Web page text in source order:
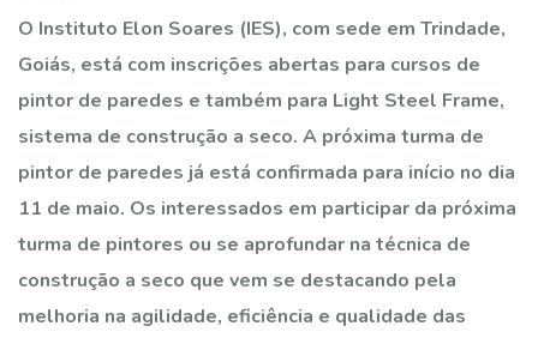
O Instituto Elon Soares (IES), com sede em Trindade,
Goiás, está com inscrições abertas para cursos de
pintor de paredes e também para Light Steel Frame,
sistema de construção a seco. A próxima turma de
pintor de paredes já está confirmada para início no dia
11 de maio. Os interessados em participar da próxima
turma de pintores ou se aprofundar na técnica de
construção a seco que vem se destacando pela
melhoria na agilidade, eficiência e qualidade das